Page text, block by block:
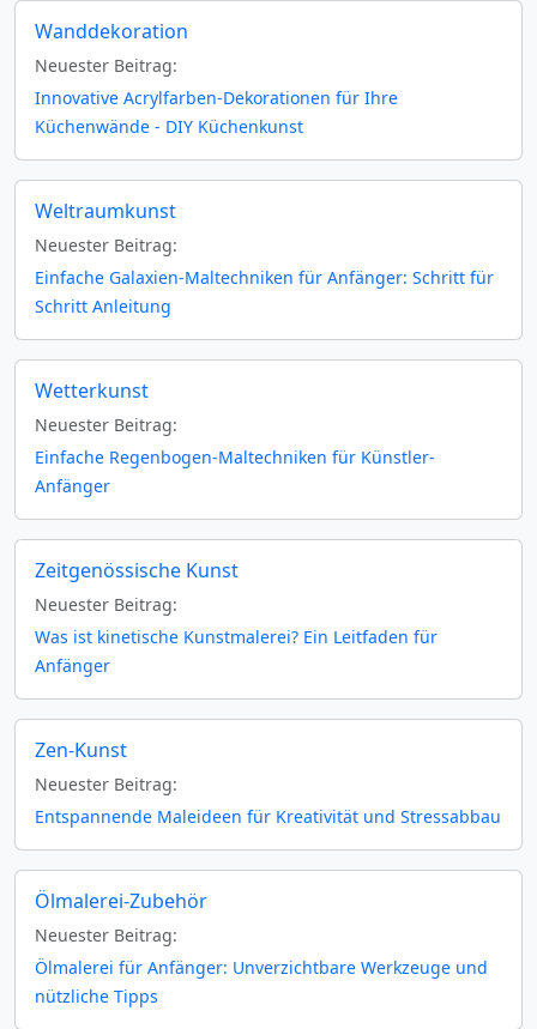
Wanddekoration
Neuester Beitrag:
Innovative Acrylfarben-Dekorationen für Ihre
Küchenwände - DIY Küchenkunst
Weltraumkunst
Neuester Beitrag:
Einfache Galaxien-Maltechniken für Anfänger: Schritt für
Schritt Anleitung
Wetterkunst
Neuester Beitrag:
Einfache Regenbogen-Maltechniken für Künstler-
Anfänger
Zeitgenössische Kunst
Neuester Beitrag:
Was ist kinetische Kunstmalerei? Ein Leitfaden für
Anfänger
Zen-Kunst
Neuester Beitrag:
Entspannende Maleideen für Kreativität und Stressabbau
Ölmalerei-Zubehör
Neuester Beitrag:
Ölmalerei für Anfänger: Unverzichtbare Werkzeuge und
nützliche Tipps